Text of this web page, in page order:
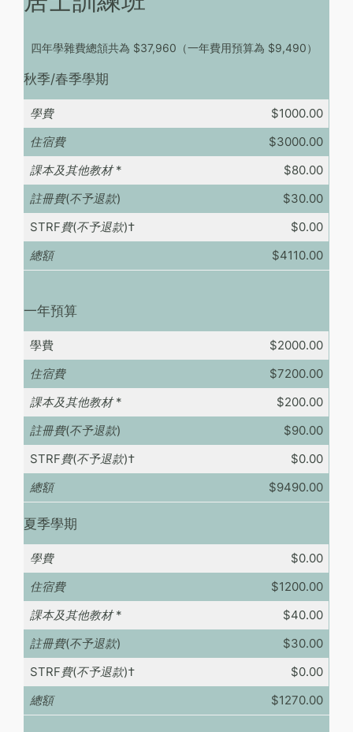
四年學雜費總頷共為 $37,960（一年費用預算為 $9,490）
秋季/春季學期
學費
$1000.00
住宿費
$3000.00
課本及其他教材*
$80.00
註冊費(不予退款)
$30.00
STRF費(不予退款)†
$0.00
總額
$4110.00
一年預算
學費
$2000.00
住宿費
$7200.00
課本及其他教材*
$200.00
註冊費(不予退款)
$90.00
STRF費(不予退款)†
$0.00
總額
$9490.00
夏季學期
學費
$0.00
住宿費
$1200.00
課本及其他教材*
$40.00
註冊費(不予退款)
$30.00
STRF費(不予退款)†
$0.00
總額
$1270.00